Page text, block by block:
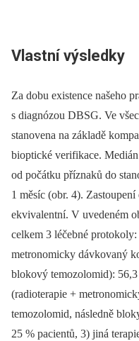
Vlastní výsledky
Za dobu existence našeho
s diagnózou DBSG. Ve
stanovena na základě
bioptické verifikace.
od počátku příznaků do
1 měsíc (obr. 4).
ekvivalentní. V uvedeném
celkem 3 léčebné
metronomicky dávkovaný
blokový temozolomid):
(radioterapie +
temozolomid, následně
25 % pacientů, 3) jiná